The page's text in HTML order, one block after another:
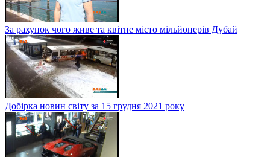
За рахунок чого живе та квітне місто мільйонерів Дубай
Добірка новин світу за 15 грудня 2021 року